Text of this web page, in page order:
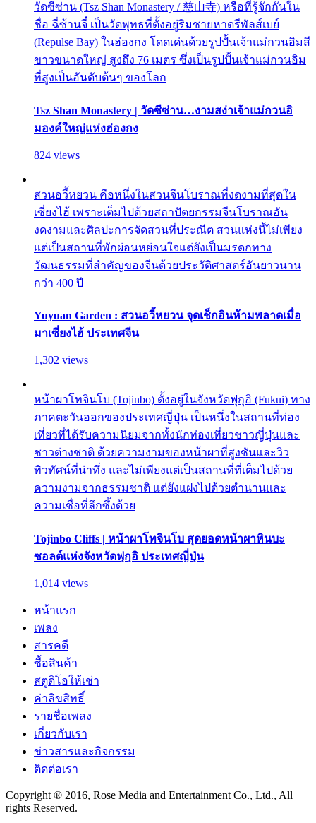
วัดซีซ่าน (Tsz Shan Monastery / 慈山寺) หรือที่รู้จักกันใน
ชื่อ ฉี่ซ้านจี๋ เป็นวัดพุทธที่ตั้งอยู่ริมชายหาดรีพัลส์เบย์
(Repulse Bay) ในฮ่องกง โดดเด่นด้วยรูปปั้นเจ้าแม่กวนอิมสี
ขาวขนาดใหญ่ สูงถึง 76 เมตร ซึ่งเป็นรูปปั้นเจ้าแม่กวนอิม
ที่สูงเป็นอันดับต้นๆ ของโลก
Tsz Shan Monastery | วัดซีซ่าน…งามสง่าเจ้าแม่กวนอิ
มองค์ใหญ่แห่งฮ่องกง
824 views
สวนอวี้หยวน คือหนึ่งในสวนจีนโบราณที่งดงามที่สุดใน
เซี่ยงไฮ้ เพราะเต็มไปด้วยสถาปัตยกรรมจีนโบราณอัน
งดงามและศิลปะการจัดสวนที่ประณีต สวนแห่งนี้ไม่เพียง
แต่เป็นสถานที่พักผ่อนหย่อนใจแต่ยังเป็นมรดกทาง
วัฒนธรรมที่สำคัญของจีนด้วยประวัติศาสตร์อันยาวนาน
กว่า 400 ปี
Yuyuan Garden : สวนอวี้หยวน จุดเช็กอินห้ามพลาดเมื่อ
มาเซี่ยงไฮ้ ประเทศจีน
1,302 views
หน้าผาโทจินโบ (Tojinbo) ตั้งอยู่ในจังหวัดฟุกุอิ (Fukui) ทาง
ภาคตะวันออกของประเทศญี่ปุ่น เป็นหนึ่งในสถานที่ท่อง
เที่ยวที่ได้รับความนิยมจากทั้งนักท่องเที่ยวชาวญี่ปุ่นและ
ชาวต่างชาติ ด้วยความงามของหน้าผาที่สูงชันและวิว
ทิวทัศน์ที่น่าทึ่ง และไม่เพียงแต่เป็นสถานที่ที่เต็มไปด้วย
ความงามจากธรรมชาติ แต่ยังแฝงไปด้วยตำนานและ
ความเชื่อที่ลึกซึ้งด้วย
Tojinbo Cliffs | หน้าผาโทจินโบ สุดยอดหน้าผาหินบะ
ซอลต์แห่งจังหวัดฟุกุอิ ประเทศญี่ปุ่น
1,014 views
หน้าแรก
เพลง
สารคดี
ซื้อสินค้า
สตูดิโอให้เช่า
ค่าลิขสิทธิ์
รายชื่อเพลง
เกี่ยวกับเรา
ข่าวสารและกิจกรรม
ติดต่อเรา
Copyright ® 2016, Rose Media and Entertainment Co., Ltd., All
rights Reserved.